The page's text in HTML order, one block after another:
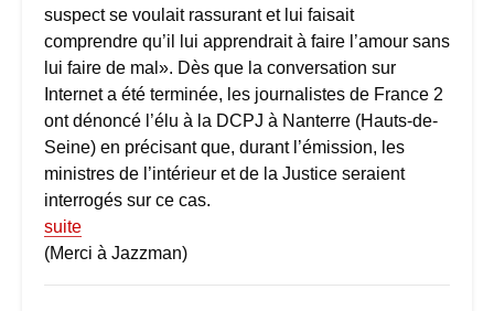
suspect se voulait rassurant et lui faisait
comprendre qu’il lui apprendrait à faire l’amour sans
lui faire de mal». Dès que la conversation sur
Internet a été terminée, les journalistes de France 2
ont dénoncé l’élu à la DCPJ à Nanterre (Hauts-de-
Seine) en précisant que, durant l’émission, les
ministres de l’intérieur et de la Justice seraient
interrogés sur ce cas.
suite
(Merci à Jazzman)